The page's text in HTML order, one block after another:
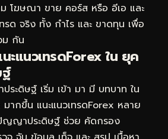
โฆษณา ขาย คอร์ส หรือ อีเอ และ
รด จริง ทั้ง กำไร และ ขาดทุน เพื่อ
ม กัน
ะแนวเทรดForex ใน ยุค
ะดิษฐ์ เริ่ม เข้า มา มี บทบาท ใน
มากขึ้น แนะแนวเทรดForex หลาย
ปัญญาประดิษฐ์ ช่วย คัดกรอง